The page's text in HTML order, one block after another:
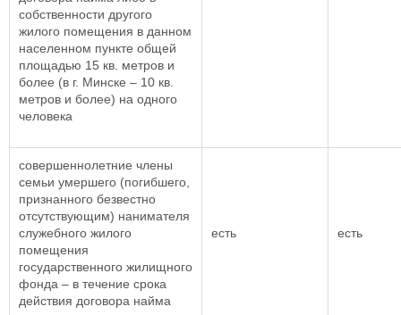
собственности другого
жилого помещения в данном
населенном пункте общей
площадью 15 кв. метров и
более (в г. Минске – 10 кв.
метров и более) на одного
человека
совершеннолетние члены
семьи умершего (погибшего,
признанного безвестно
отсутствующим) нанимателя
служебного жилого
помещения
государственного жилищного
фонда – в течение срока
действия договора найма
есть есть